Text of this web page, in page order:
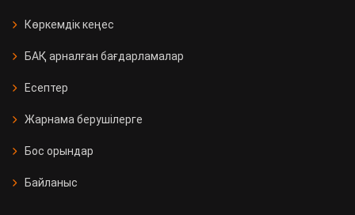
Көркемдік кеңес
БАҚ арналған бағдарламалар
Есептер
Жарнама берушілерге
Бос орындар
Байланыс